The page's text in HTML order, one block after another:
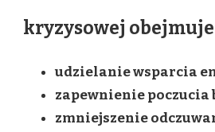
kryzysowej
udzielanie wsparcia
zapewnienie poczucia
zmniejszenie